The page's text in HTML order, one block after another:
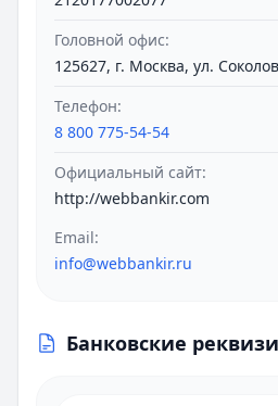
Головной офис:
125627, г. Москва, ул.
Телефон:
8 800 775-54-54
Официальный сайт:
http://webbankir.com
Email:
info@webbankir.ru
Банковские